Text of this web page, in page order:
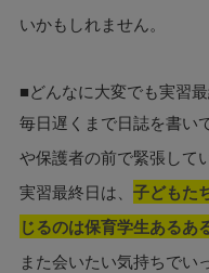
いかもしれません。
■どんなに大変でも実習
毎日遅くまで日誌を書い
や保護者の前で緊張して
実習最終日は、 子どもた
じるのは保育学生あるあ
また会いたい気持ちでい